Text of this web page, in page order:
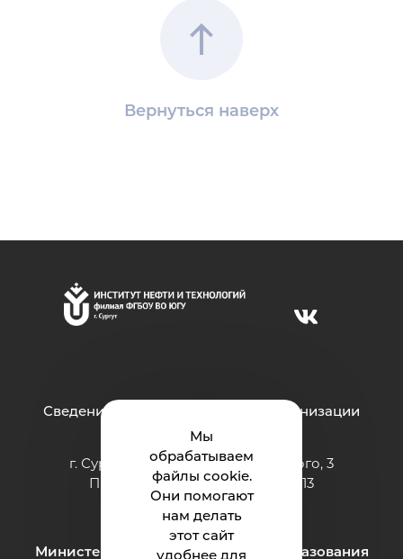
Мы
обрабатываем
файлы cookie.
Они помогают
нам делать
этот сайт
удобнее для
Вернуться наверх
Сведения об образовательной организации
г. Сургут ул. Григория Кукуевицкого, 3
Приёмная: тел.: +7 (3462) 550-413
e-mail:inteh@ugrasu.ru
Министерство науки и высшего образования